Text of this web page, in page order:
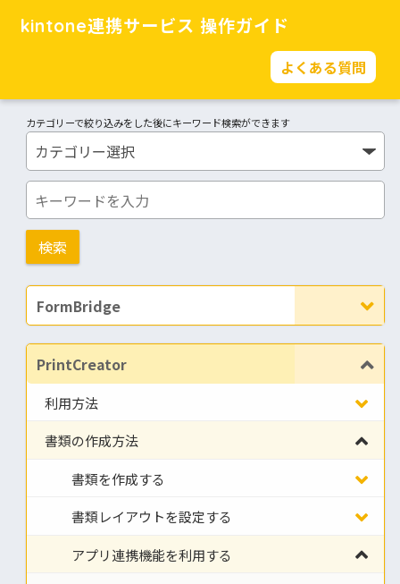
kintone連携サービス 操作ガイド
よくある質問
カテゴリーで絞り込みをした後にキーワード検索ができます
FormBridge
PrintCreator
利用方法
書類の作成方法
書類を作成する
書類レイアウトを設定する
アプリ連携機能を利用する